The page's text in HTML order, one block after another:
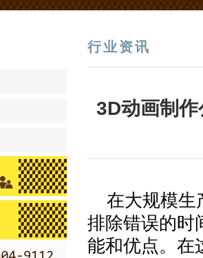
行业资讯
3D动画制
在大规模生
排除错误的时
能和优点。在